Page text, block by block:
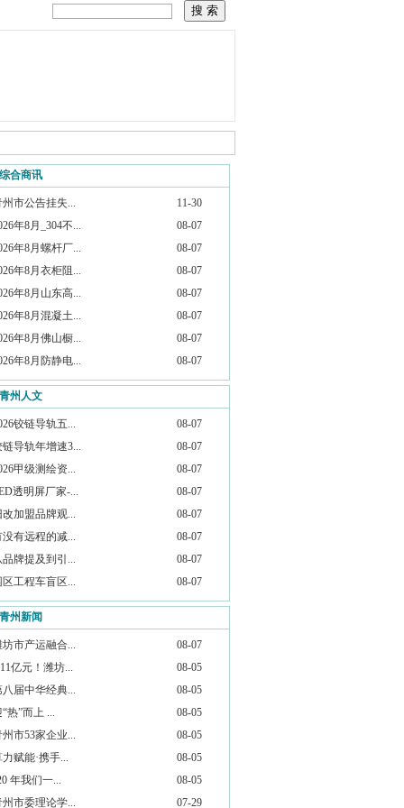
综合商讯
州市公告挂失...
11-30
年8月_304不...
08-07
年8月螺杆厂...
08-07
年8月衣柜阻...
08-07
年8月山东高...
08-07
年8月混凝土...
08-07
年8月佛山橱...
08-07
年8月防静电...
08-07
青州人文
铰链导轨五...
08-07
链导轨年增速3...
08-07
甲级测绘资...
08-07
透明屏厂家-...
08-07
改加盟品牌观...
08-07
没有远程的减...
08-07
品牌提及到引...
08-07
区工程车盲区...
08-07
青州新闻
坊市产运融合...
08-07
亿元！潍坊...
08-05
八届中华经典...
08-05
“热”而上 ...
08-05
州市53家企业...
08-05
力赋能·携手...
08-05
年我们一...
08-05
州市委理论学...
07-29